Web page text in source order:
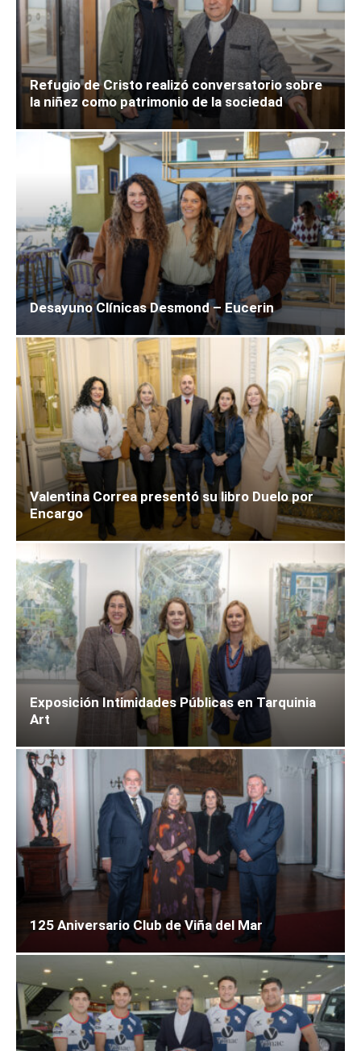
Refugio de Cristo realizó conversatorio sobre
la niñez como patrimonio de la sociedad
Desayuno Clínicas Desmond – Eucerin
Valentina Correa presentó su libro Duelo por
Encargo
Exposición Intimidades Públicas en Tarquinia
Art
125 Aniversario Club de Viña del Mar